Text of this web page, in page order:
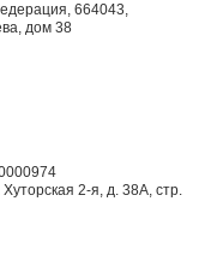
664043,
дом 38
2-я, д. 38А, стр.